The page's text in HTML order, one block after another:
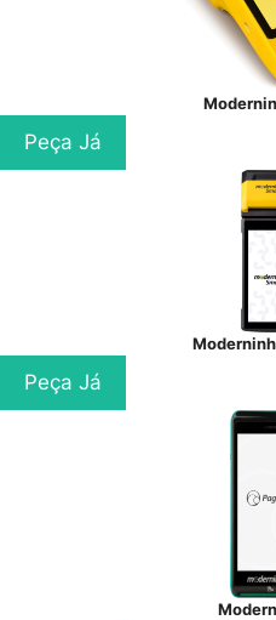
Peça Já
Peça Já